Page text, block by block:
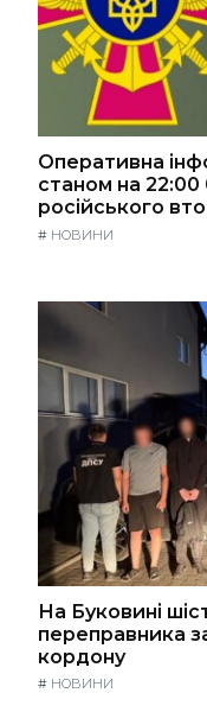
Оперативна
станом на
російського
# НОВИНИ
На Буковині
переправника
кордону
# НОВИНИ